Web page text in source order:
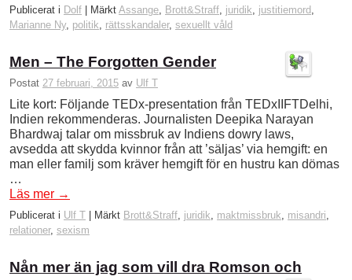
Publicerat i Dolf | Märkt Assange Brott&Straff juridik justitiemord
Marianne Ny politik rättsskandaler, sexuellt våld
Men – The Forgotten Gender
Postat 27 februari, 2015 av Ulf T
Lite kort: Följande TEDx-presentation från TEDxIIFTDelhi,
Indien rekommenderas. Journalisten Deepika Narayan
Bhardwaj talar om missbruk av Indiens dowry laws,
avsedda att skydda kvinnor från att ’säljas’ via hemgift: en
man eller familj som kräver hemgift för en hustru kan dömas
…
Läs mer →
Publicerat i Ulf T Märkt Brott&Straff, juridik, maktmissbruk, misandri,
relationer, sexism
Nån mer än jag som vill dra Romson och